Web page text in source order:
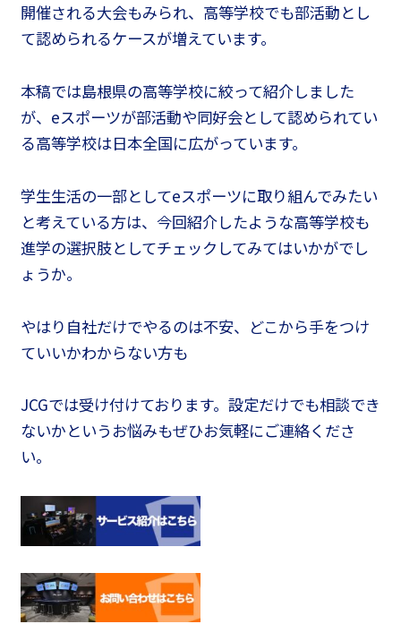
開催される大会もみられ、高等学校でも部活動とし
て認められるケースが増えています。
本稿では島根県の高等学校に絞って紹介しました
が、eスポーツが部活動や同好会として認められてい
る高等学校は日本全国に広がっています。
学生生活の一部としてeスポーツに取り組んでみたい
と考えている方は、今回紹介したような高等学校も
進学の選択肢としてチェックしてみてはいかがでし
ょうか。
やはり自社だけでやるのは不安、どこから手をつけ
ていいかわからない方も
JCGでは受け付けております。設定だけでも相談でき
ないかというお悩みもぜひお気軽にご連絡くださ
い。